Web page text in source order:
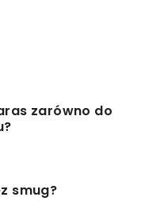
zarówno do
smug?